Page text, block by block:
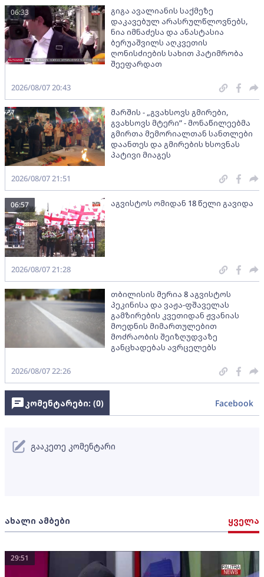
გიგა ავალიანის საქმეზე
დაკავებულ არასრულწლოვნებს,
ნია იმნაძესა და ანასტასია
ბერუაშვილს აღკვეთის
ღონისძიების სახით პატიმრობა
შეეფარდათ
06:33
2026/08/07 20:43
მარშის - „გვახსოვს გმირები,
გვახსოვს მტერი” - მონაწილეებმა
გმირთა მემორიალთან სანთლები
დაანთეს და გმირების ხსოვნას
პატივი მიაგეს
2026/08/07 21:51
აგვისტოს ომიდან 18 წელი გავიდა
06:57
2026/08/07 21:28
თბილისის მერია 8 აგვისტოს
პეკინისა და ვაჟა-ფშაველას
გამზირების კვეთიდან ჟვანიას
მოედნის მიმართულებით
მოძრაობის შეიზღუდვაზე
განცხადებას ავრცელებს
2026/08/07 22:26
ახალი ამბები ყველა
29:51
კომენტარები: (0) Facebook
გააკეთე კომენტარი